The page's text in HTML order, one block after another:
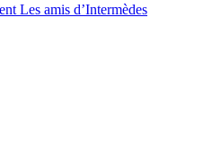
Les amis d’Intermèdes